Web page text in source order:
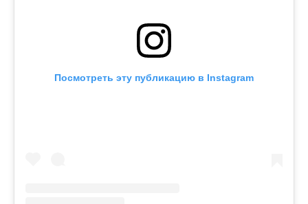
Посмотреть эту публикацию в Instagram